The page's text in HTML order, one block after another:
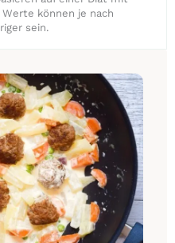
können je nach
sein.